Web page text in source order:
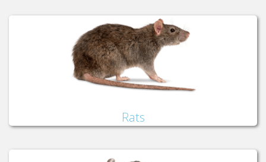
Rats